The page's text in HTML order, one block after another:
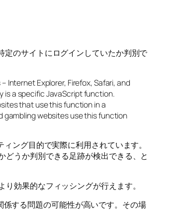
定のサイトにログインしていたか判別で
Internet Explorer, Firefox, Safari, and
is a specific JavaScript function.
that use this function in a
gambling websites use this function
ング目的で実際に利用されています。
うか判別できる足跡が検出できる、と
効果的なフィッシングが行えます。
する問題の可能性が高いです。その場